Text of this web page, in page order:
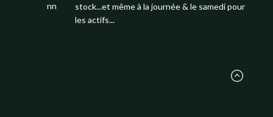
stock...et même à la journée & le samedi pour
les actifs...